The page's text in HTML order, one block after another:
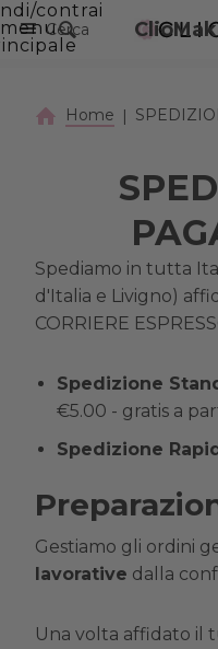
VAI AL CONTENUTO
contrai
menuCerca
Home
Spediamo in tutta
d'Italia e Livigno)
CORRIERE
Spedizione
€5.00 - gratis a
Spedizione
Gestiamo gli ordini
lavorative dalla
Una volta affidato il